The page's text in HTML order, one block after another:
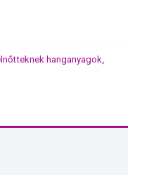
hanganyagok